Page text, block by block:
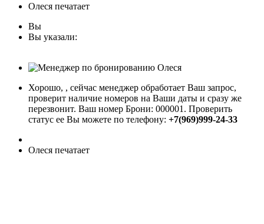
Олеся печатает
Вы
Вы указали:
Хорошо, , сейчас менеджер обработает Ваш запрос,
проверит наличие номеров на Ваши даты и сразу же
перезвонит. Ваш номер Брони: 000001 . Проверить
статус ее Вы можете по телефону: +7(969)999-24-33
Олеся печатает